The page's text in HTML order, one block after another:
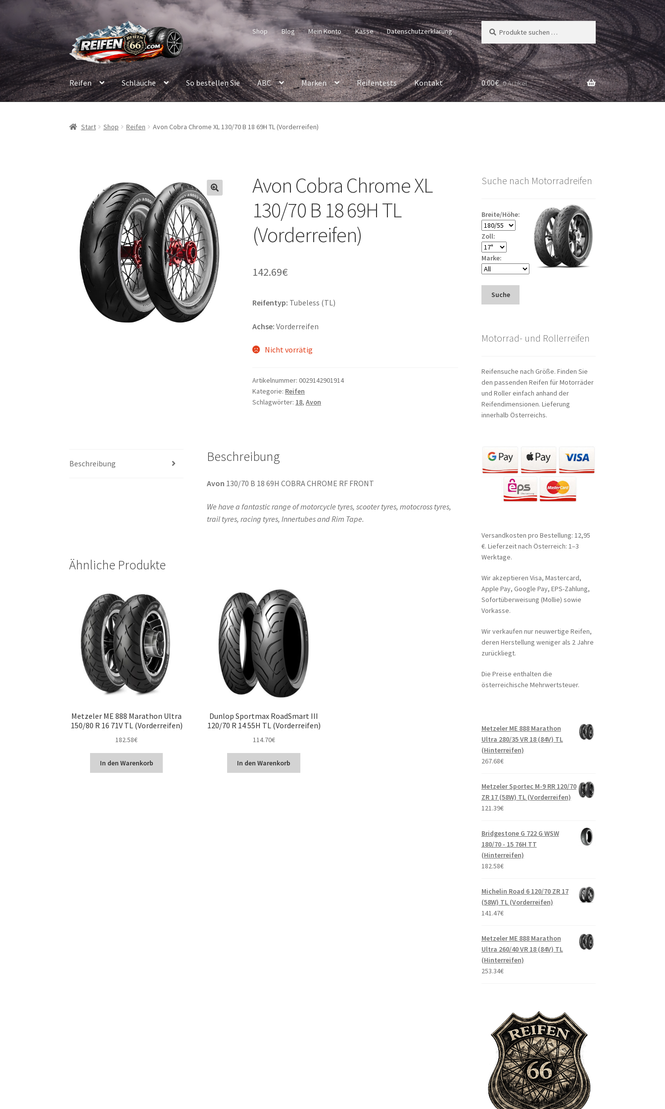
Navigation
springen
Inhalt
springen
Shop Blog Mein Konto Kasse Datenschutzerklärung
Suchen
nach:
Suchen
Reifen Schläuche So bestellen Sie ABC Marken Reifentests Kontakt 0.00€ 0 Artikel
Start Shop Reifen Avon Cobra Chrome XL 130/70 B 18 69H TL (Vorderreifen)
Avon Cobra Chrome XL
130/70 B 18 69H TL
(Vorderreifen)
142.69€
Reifentyp: Tubeless (TL)
Achse: Vorderreifen
Nicht vorrätig
Artikelnummer:0029142901914
Kategorie: Reifen
Schlagwörter: 18,Avon
Beschreibung Beschreibung
Avon 130/70 B 18 69H COBRA CHROME RF FRONT
We have a fantastic range of motorcycle tyres, scooter tyres, motocross tyres,
trail tyres, racing tyres, Innertubes and Rim Tape.
Ähnliche Produkte
Metzeler ME 888 Marathon Ultra
150/80 R 16 71V TL (Vorderreifen)
182.58€
In den Warenkorb
Dunlop Sportmax RoadSmart III
120/70 R 14 55H TL (Vorderreifen)
114.70€
In den Warenkorb
Suche nach Motorradreifen
Breite/Höhe:
Zoll:
Marke:
Suche
Motorrad- und Rollerreifen
Reifensuche nach Größe. Finden Sie
den passenden Reifen für Motorräder
und Roller einfach anhand der
Reifendimensionen. Lieferung
innerhalb Österreichs.
Versandkosten pro Bestellung: 12,95
€. Lieferzeit nach Österreich: 1–3
Werktage.
Wir akzeptieren Visa, Mastercard,
Apple Pay, Google Pay, EPS-Zahlung,
Sofortüberweisung (Mollie) sowie
Vorkasse.
Wir verkaufen nur neuwertige Reifen,
deren Herstellung weniger als 2 Jahre
zurückliegt.
Die Preise enthalten die
österreichische Mehrwertsteuer.
Metzeler ME 888 Marathon
Ultra 280/35 VR 18 (84V) TL
(Hinterreifen)
267.68€
Metzeler Sportec M-9 RR 120/70
ZR 17 (58W) TL (Vorderreifen)
121.39€
Bridgestone G 722 G WSW
180/70 - 15 76H TT
(Hinterreifen)
182.58€
Michelin Road 6 120/70 ZR 17
(58W) TL (Vorderreifen)
141.47€
Metzeler ME 888 Marathon
Ultra 260/40 VR 18 (84V) TL
(Hinterreifen)
253.34€